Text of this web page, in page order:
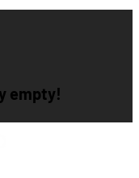
empty!